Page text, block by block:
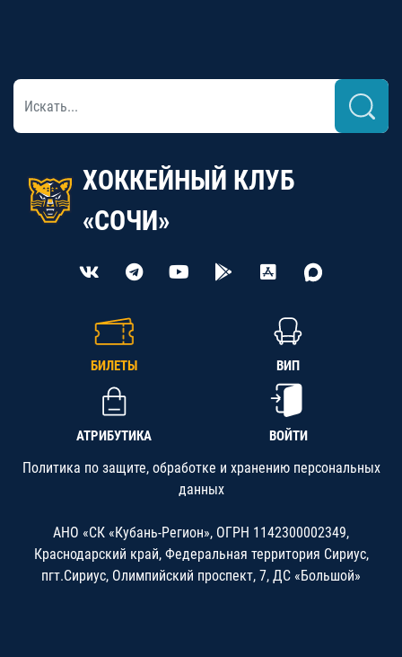
ХОККЕЙНЫЙ КЛУБ
«СОЧИ»
БИЛЕТЫ ВИП
АТРИБУТИКА ВОЙТИ
Политика по защите, обработке и хранению персональных
данных
АНО «СК «Кубань-Регион», ОГРН 1142300002349,
Краснодарский край, Федеральная территория Сириус,
пгт.Сириус, Олимпийский проспект, 7, ДС «Большой»